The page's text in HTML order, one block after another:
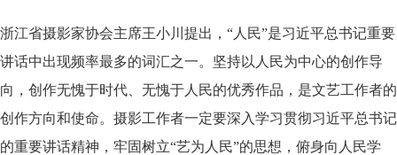
浙江省摄影家协会主席王小川提出，“人民”是习近平总书记重要
讲话中出现频率最多的词汇之一。坚持以人民为中心的创作导
向，创作无愧于时代、无愧于人民的优秀作品，是文艺工作者的
创作方向和使命。摄影工作者一定要深入学习贯彻习近平总书记
的重要讲话精神，牢固树立“艺为人民”的思想，俯身向人民学